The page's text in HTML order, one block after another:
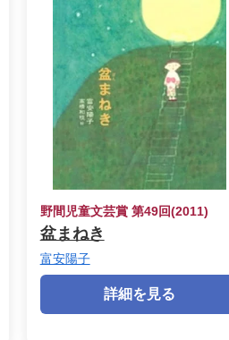
野間児童文芸賞 第49回(2011)
盆まねき
富安陽子
詳細を見る